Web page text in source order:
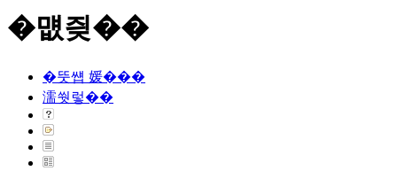
�먮즺��
�뚯썝 媛���
濡쒓렇��